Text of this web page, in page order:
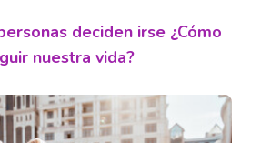
deciden irse ¿Cómo
nuestra vida?